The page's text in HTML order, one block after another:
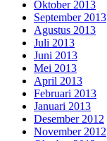
Oktober 2013
September 2013
Agustus 2013
Juli 2013
Juni 2013
Mei 2013
April 2013
Februari 2013
Januari 2013
Desember 2012
November 2012